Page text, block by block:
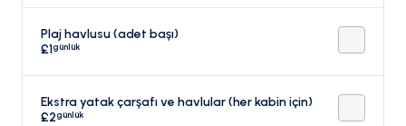
Plaj havlusu (adet başı)
£1günlük
Ekstra yatak çarşafı ve havlular (her kabin için)
£2günlük